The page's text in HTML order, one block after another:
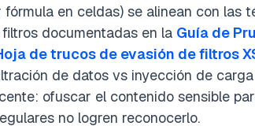
en celdas) se alinean con las
documentadas en la Guía de
de trucos de evasión de filtros
de datos vs inyección de
ofuscar el contenido sensible
no logren reconocerlo.